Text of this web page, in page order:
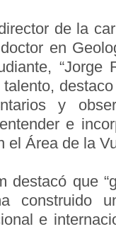
de la
en
“Jorge
y
e
el Área de la
destacó que
construido
e